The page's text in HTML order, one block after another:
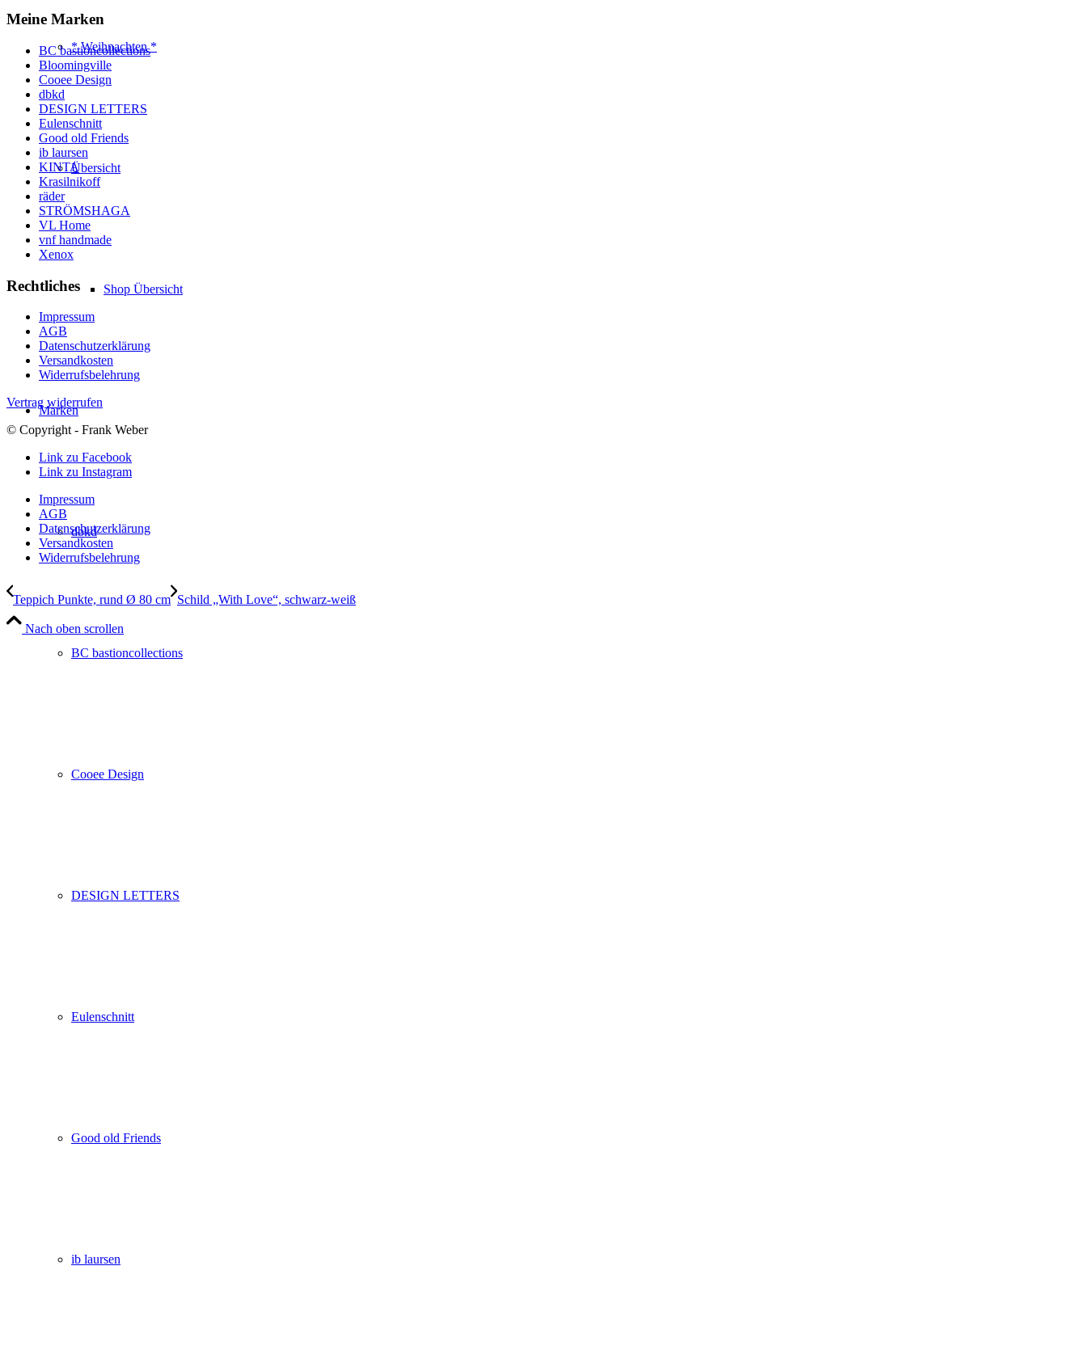
* Weihnachten *
Übersicht
Shop Übersicht
Marken
dbkd
BC bastioncollections
Cooee Design
DESIGN LETTERS
Eulenschnitt
Good old Friends
ib laursen
Meine Marken
BC bastioncollections
Bloomingville
Cooee Design
dbkd
DESIGN LETTERS
Eulenschnitt
Good old Friends
ib laursen
KINTA
Krasilnikoff
räder
STRÖMSHAGA
VL Home
vnf handmade
Xenox
Rechtliches
Impressum
AGB
Datenschutzerklärung
Versandkosten
Widerrufsbelehrung
Vertrag widerrufen
© Copyright - Frank Weber
Link zu Facebook
Link zu Instagram
Impressum
AGB
Datenschutzerklärung
Versandkosten
Widerrufsbelehrung
Teppich Punkte, rund Ø 80 cm Schild „With Love“, schwarz-weiß
Nach oben scrollen